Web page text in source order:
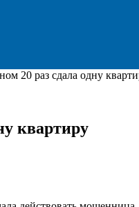
20 раз сдала одну
квартиру